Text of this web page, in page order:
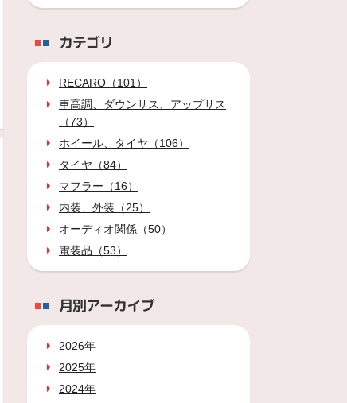
カテゴリ
RECARO（101）
車高調、ダウンサス、アップサス
（73）
ホイール、タイヤ（106）
タイヤ（84）
マフラー（16）
内装、外装（25）
オーディオ関係（50）
電装品（53）
月別アーカイブ
2026年
2025年
2024年